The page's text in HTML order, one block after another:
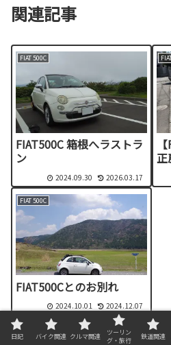
関連記事
FIAT 500C
FIAT500C 箱根へラストラ
ン
2024.09.30 2026.03.17
正
FIAT 500C
FIAT500Cとのお別れ
2024.10.01 2024.12.07
日記 バイク関連 クルマ関連
ツーリン
グ・旅行
鉄道関連